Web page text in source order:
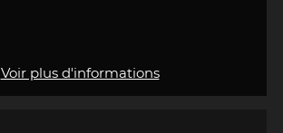
Voir plus d'informations